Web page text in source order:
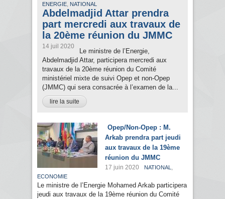
ENERGIE, NATIONAL
Abdelmadjid Attar prendra
part mercredi aux travaux de
la 20ème réunion du JMMC
14 juil 2020
Le ministre de l’Energie,
Abdelmadjid Attar, participera mercredi aux
travaux de la 20ème réunion du Comité
ministériel mixte de suivi Opep et non-Opep
(JMMC) qui sera consacrée à l’examen de la...
lire la suite
Opep/Non-Opep : M.
Arkab prendra part jeudi
aux travaux de la 19ème
réunion du JMMC
17 juin 2020 NATIONAL ,
ECONOMIE
Le ministre de l’Energie Mohamed Arkab participera
jeudi aux travaux de la 19ème réunion du Comité